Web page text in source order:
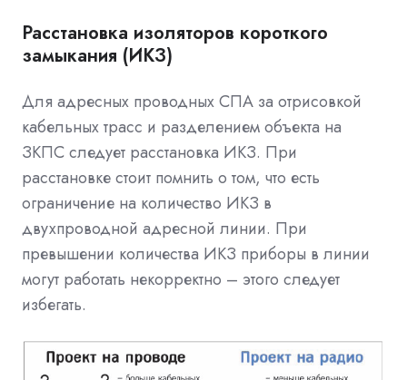
Расстановка изоляторов короткого
замыкания (ИКЗ)
Для адресных проводных СПА за отрисовкой
кабельных трасс и разделением объекта на
ЗКПС следует расстановка ИКЗ. При
расстановке стоит помнить о том, что есть
ограничение на количество ИКЗ в
двухпроводной адресной линии. При
превышении количества ИКЗ приборы в линии
могут работать некорректно – этого следует
избегать.